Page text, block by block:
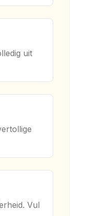
uit
Vul